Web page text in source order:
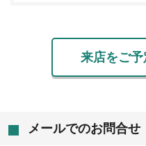
来店をご
メールでのお問合せ